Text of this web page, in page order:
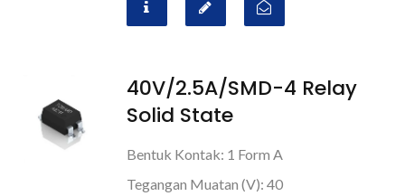
40V/2.5A/SMD-4 Relay
Solid State
Bentuk Kontak: 1 Form A
Tegangan Muatan (V): 40